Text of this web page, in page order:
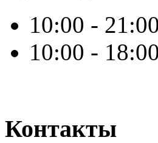
10:00 -
10:00 -
Контакты